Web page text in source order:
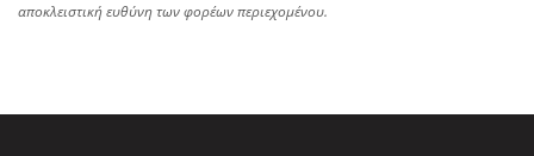
αποκλειστική ευθύνη των φορέων περιεχομένου.